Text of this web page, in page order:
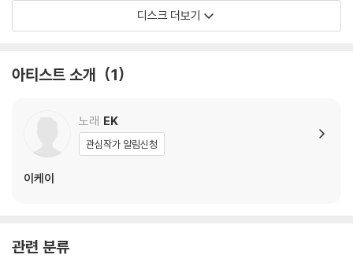
2) 재생 음역의 왜곡을 최소화 하고 반복 재생시에도 최대한 일관되게 유
지되도록 디스크 센터 홀 구경이 작게 제작되는 경우가 있습니다. 턴테이
하시면 해결됩니다.
3) 디스크에 미세한 잔 흠집이 남아있거나 인쇄 면이 깨끗하지 않은 경우
불량으로 인한 반품/교환이 가능합니다
※ 컬러 디스크
아래에 해당하는 경우는 불량이 아니므로 개봉 후 반품/교환이 불가합니
있습니다.
디스크 더보기
아티스트 소개 1
노래 EK
관심작가 알림신청
이케이
관련 분류